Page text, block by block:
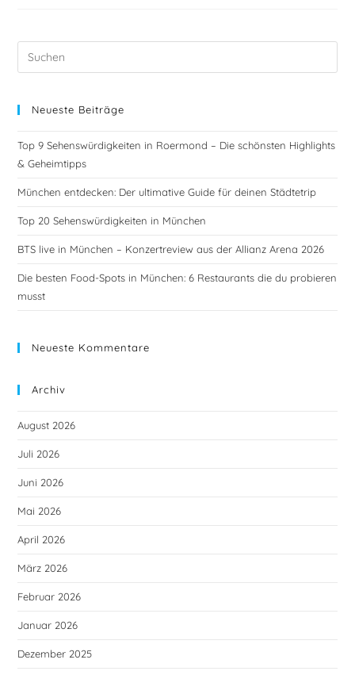
Neueste Beiträge
Top 9 Sehenswürdigkeiten in Roermond – Die schönsten Highlights
& Geheimtipps
München entdecken: Der ultimative Guide für deinen Städtetrip
Top 20 Sehenswürdigkeiten in München
BTS live in München – Konzertreview aus der Allianz Arena 2026
Die besten Food-Spots in München: 6 Restaurants die du probieren
musst
Neueste Kommentare
Archiv
August 2026
Juli 2026
Juni 2026
Mai 2026
April 2026
März 2026
Februar 2026
Januar 2026
Dezember 2025